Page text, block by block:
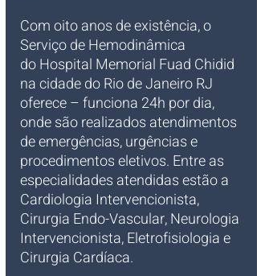
Com oito anos de existência, o
Serviço de Hemodinâmica
do Hospital Memorial Fuad Chidid
na cidade do Rio de Janeiro RJ
oferece – funciona 24h por dia,
onde são realizados atendimentos
de emergências, urgências e
procedimentos eletivos. Entre as
especialidades atendidas estão a
Cardiologia Intervencionista,
Cirurgia Endo-Vascular, Neurologia
Intervencionista, Eletrofisiologia e
Cirurgia Cardíaca.